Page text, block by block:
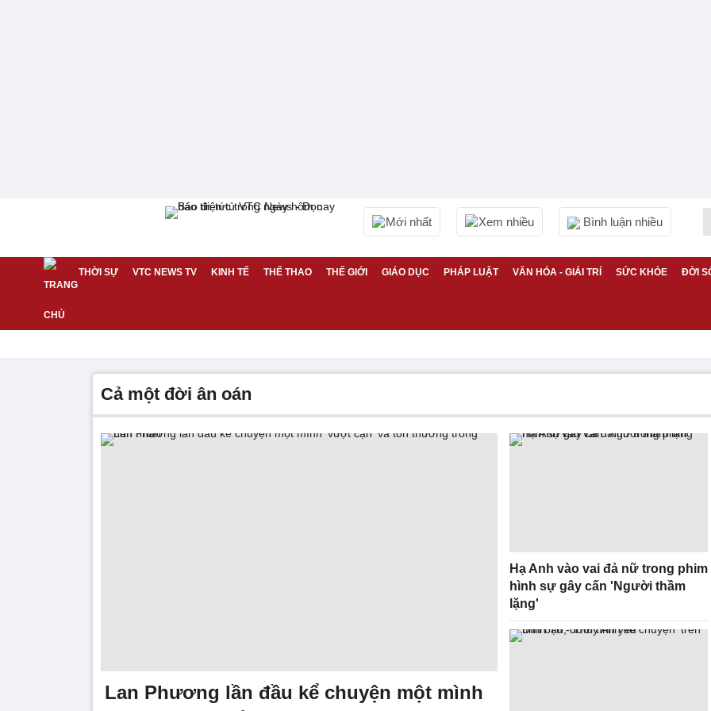
Mới nhất Xem nhiều Bình luận nhiều
THỜI SỰ VTC NEWS TV KINH TẾ THỂ THAO THẾ GIỚI GIÁO DỤC PHÁP LUẬT VĂN HÓA - GIẢI TRÍ SỨC KHỎE ĐỜI
Cả một đời ân oán
Lan Phương lần đầu kể chuyện một mình
Hạ Anh vào vai đả nữ trong phim
hình sự gây cấn 'Người thầm
lặng'